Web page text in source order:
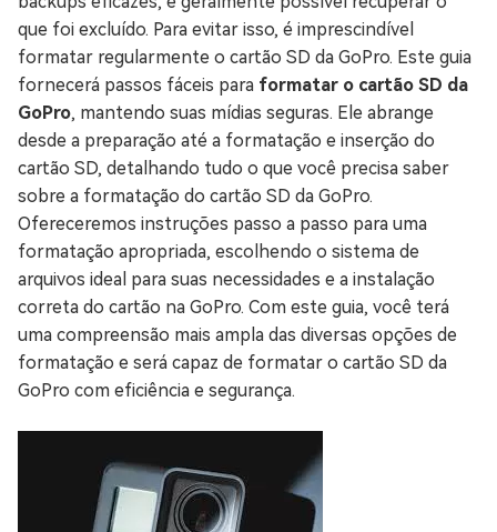
que foi excluído. Para evitar isso, é imprescindível
formatar regularmente o cartão SD da GoPro. Este guia
fornecerá passos fáceis para formatar o cartão SD da
GoPro, mantendo suas mídias seguras. Ele abrange
desde a preparação até a formatação e inserção do
cartão SD, detalhando tudo o que você precisa saber
sobre a formatação do cartão SD da GoPro.
Ofereceremos instruções passo a passo para uma
formatação apropriada, escolhendo o sistema de
arquivos ideal para suas necessidades e a instalação
correta do cartão na GoPro. Com este guia, você terá
uma compreensão mais ampla das diversas opções de
formatação e será capaz de formatar o cartão SD da
GoPro com eficiência e segurança.